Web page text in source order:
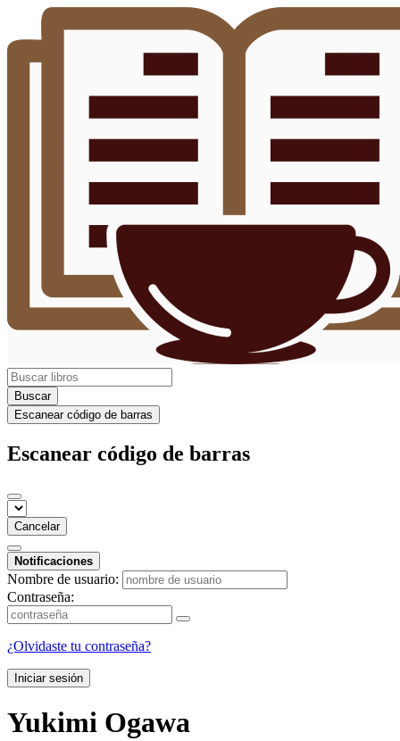
Buscar
Escanear código de barras
Escanear código de barras
Cancelar
Notificaciones
Nombre de usuario:
Contraseña:
¿Olvidaste tu contraseña?
Iniciar sesión
Yukimi Ogawa